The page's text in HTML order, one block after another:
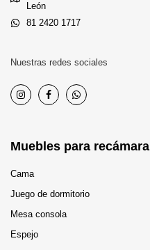
León
81 2420 1717
Nuestras redes sociales
Muebles para recámara
Cama
Juego de dormitorio
Mesa consola
Espejo